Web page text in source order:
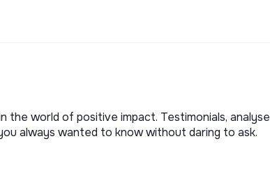
the world of positive impact. Testimonials,
always wanted to know without daring to ask.